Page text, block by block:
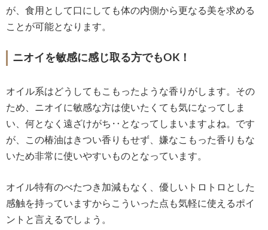
が、食用として口にしても体の内側から更なる美を求める
ことが可能となります。
ニオイを敏感に感じ取る方でもOK！
オイル系はどうしてもこもったような香りがします。その
ため、ニオイに敏感な方は使いたくても気になってしま
い、何となく遠ざけがち‥となってしまいますよね。です
が、この椿油はきつい香りもせず、嫌なこもった香りもな
いため非常に使いやすいものとなっています。
オイル特有のべたつき加減もなく、優しいトロトロとした
感触を持っていますからこういった点も気軽に使えるポイ
ントと言えるでしょう。